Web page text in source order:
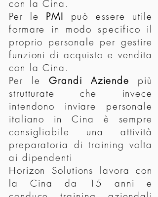
con la Cina.
Per le PMI può essere utile
formare in modo specifico il
proprio personale per gestire
funzioni di acquisto e vendita
con la Cina.
Per leGrandi Aziende più
strutturate che invece
intendono inviare personale
italiano in Cina è sempre
consigliabile una attività
preparatoria di training volta
ai dipendenti
Horizon Solutions lavora con
la Cina da 15 anni e